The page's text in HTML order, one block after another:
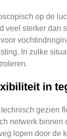
op de
veel sterker dan
In zulke
in
gezien
netwerk binnen
lopen door de